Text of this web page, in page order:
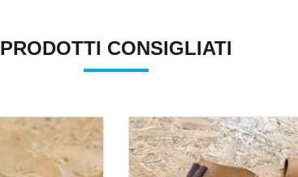
PRODOTTI CONSIGLIATI